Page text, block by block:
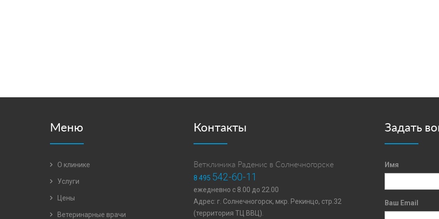
Меню
О клинике
Услуги
Цены
Ветеринарные врачи
Контакты
Ветклиника Раденис в Солнечногорске
8 495 542-60-11
ежедневно с 8.00 до 22.00
Адрес: г. Солнечногорск, мкр. Рекинцо, стр.32
(территория ТЦ ВВЦ).
Задать
Имя
Ваш Email